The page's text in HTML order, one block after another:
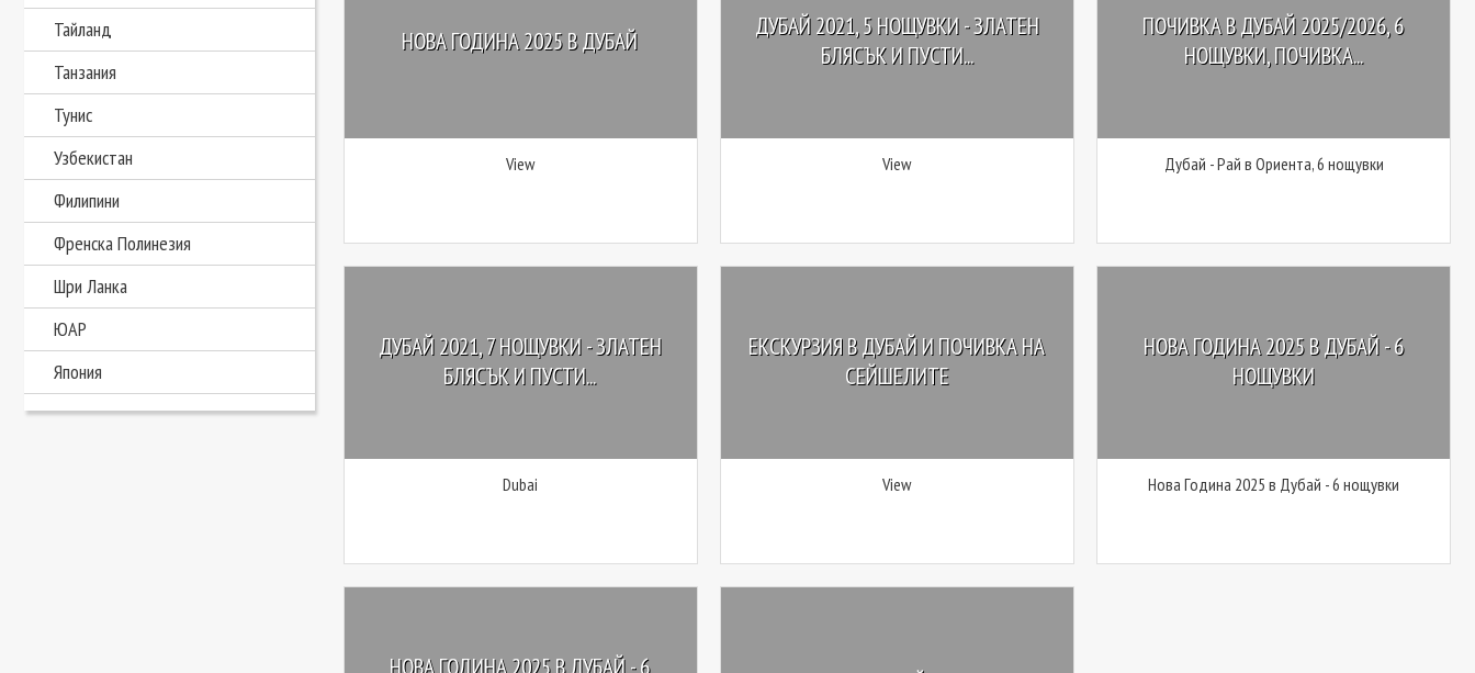
Тайланд
Танзания
Тунис
Узбекистан
Филипини
Френска Полинезия
Шри Ланка
ЮАР
Япония
НОВА ГОДИНА 2025 В ДУБАЙ
View
ДУБАЙ 2021, 5 НОЩУВКИ - ЗЛАТЕН
БЛЯСЪК И ПУСТИ...
View
ПОЧИВКА В ДУБАЙ 2025/2026, 6
НОЩУВКИ, ПОЧИВКА...
Дубай - Рай в Ориента, 6 нощувки
ДУБАЙ 2021, 7 НОЩУВКИ - ЗЛАТЕН
БЛЯСЪК И ПУСТИ...
Dubai
ЕКСКУРЗИЯ В ДУБАЙ И ПОЧИВКА НА
СЕЙШЕЛИТЕ
View
НОВА ГОДИНА 2025 В ДУБАЙ - 6
НОЩУВКИ
Нова Година 2025 в Дубай - 6 нощувки